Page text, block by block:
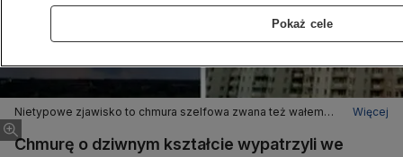
Nietypowe zjawisko to chmura szelfowa zwana też wałem
szkwałowym
Więcej
Chmurę o dziwnym kształcie wypatrzyli we
Pokaż cele